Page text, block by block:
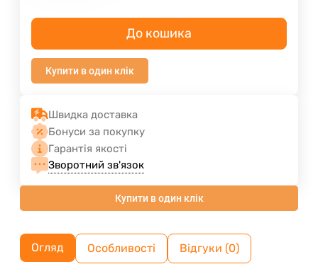
До кошика
Купити в один клік
Швидка доставка
Бонуси за покупку
Гарантія якості
Зворотний зв'язок
Купити в один клік
Огляд Особливості Відгуки (0)